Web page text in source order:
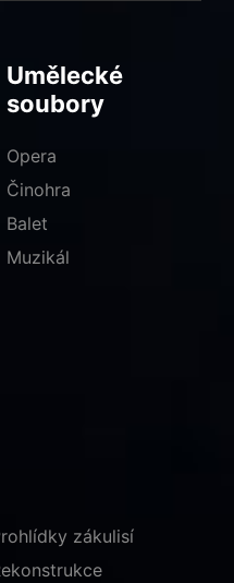
Umělecké
soubory
Opera
Činohra
Balet
Muzikál
zákulisí